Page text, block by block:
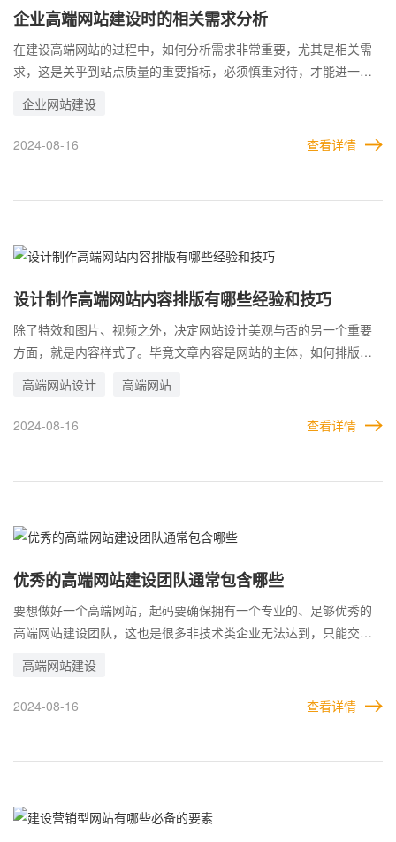
企业高端网站建设时的相关需求分析
在建设高端网站的过程中，如何分析需求非常重要，尤其是相关需
求，这是关乎到站点质量的重要指标，必须慎重对待，才能进一步
营网站的过程中，都应该加强相关需求的分析和建设。让网站的凝
聚力更强，更专业。这样一来，也能发挥更好的效果。
企业网站建设
2024-08-16 查看详情
设计制作高端网站内容排版有哪些经验和技巧
除了特效和图片、视频之外，决定网站设计美观与否的另一个重要
方面，就是内容样式了。毕竟文章内容是网站的主体，如何排版布
是企业的潜在目标客户，如果内容排版不合理，会让用户开始质疑
企业的专业能力，这样反而起到了负面影响。
高端网站设计 高端网站
2024-08-16 查看详情
优秀的高端网站建设团队通常包含哪些
要想做好一个高端网站，起码要确保拥有一个专业的、足够优秀的
高端网站建设团队，这也是很多非技术类企业无法达到，只能交给
配有专门的技术团队，来建设企业的网站。一个团队有多个技术人
员，每个人各司其职，做好自己的本职工作，最终才能做出来令人
高端网站建设
2024-08-16 查看详情